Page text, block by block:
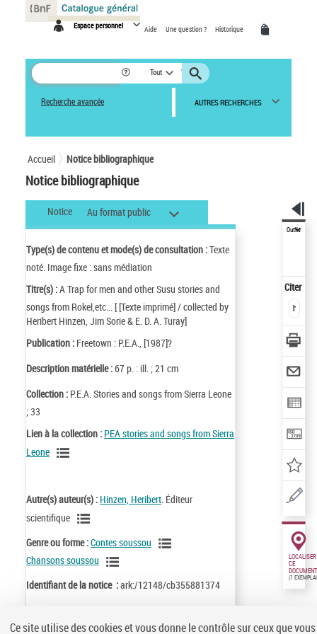
Espace personnel Aide Une question ? Historique
Tout
Recherche avancée AUTRES RECHERCHES
Accueil Notice bibliographique
Notice bibliographique
Notice Au format public
Type(s) de contenu et mode(s) de consultation :Texte
noté. Image fixe : sans médiation
Titre(s) :A Trap for men and other Susu stories and
songs from Rokel,etc... [ [Texte imprimé] / collected by
Heribert Hinzen, Jim Sorie & E. D. A. Turay]
Publication : Freetown : P.E.A., [1987]?
Description matérielle :67 p. : ill. ; 21 cm
Collection : P.E.A. Stories and songs from Sierra Leone
; 33
Lien à la collection : PEA stories and songs from Sierra
Leone
Autre(s) auteur(s) : Hinzen, Heribert. Éditeur
scientifique
Genre ou forme :Contes soussou
Chansons soussou
Identifiant de la notice :ark:/12148/cb355881374
Outils
Citer
LOCALISER
CE
DOCUMENT
(1
Panneau de gestion des cookies
Ce site utilise des cookies et vous donne le contrôle sur ceux que vous